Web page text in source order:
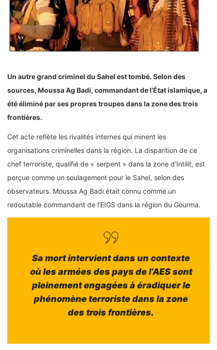
Un autre grand criminel du Sahel est tombé. Selon des
sources, Moussa Ag Badi, commandant de l’État islamique, a
été éliminé par ses propres troupes dans la zone des trois
frontières.
Cet acte reflète les rivalités internes qui minent les
organisations criminelles dans la région. La disparition de ce
chef terroriste, qualifié de « serpent » dans la zone d’Intilit, est
perçue comme un soulagement pour le Sahel, selon des
observateurs. Moussa Ag Badi était connu comme un
redoutable commandant de l’EIGS dans la région du Gourma.
Sa mort intervient dans un contexte
où les armées des pays de l’AES sont
pleinement engagées à éradiquer le
phénomène terroriste dans la zone
des trois frontières.